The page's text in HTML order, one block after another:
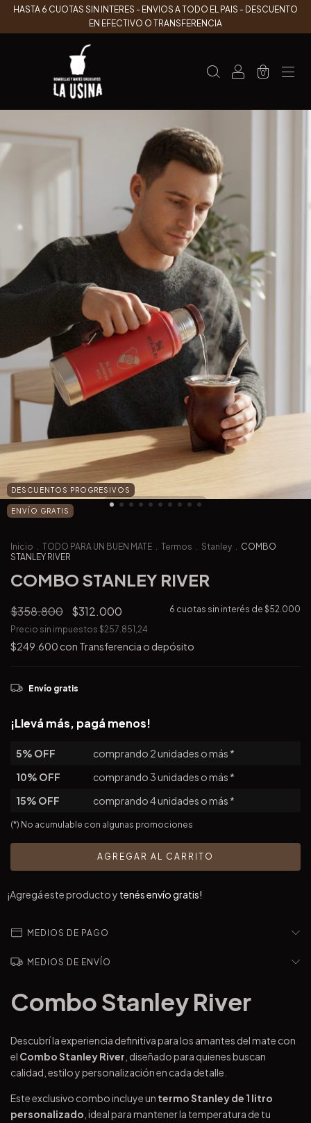
HASTA 6 CUOTAS SIN INTERES - ENVIOS A TODO EL PAIS - DESCUENTO
EN EFECTIVO O TRANSFERENCIA
0
DESCUENTOS PROGRESIVOS
ENVÍO GRATIS
Inicio . TODO PARA UN BUEN MATE . Termos . Stanley . COMBO
STANLEY RIVER
COMBO STANLEY RIVER
$358.800 $312.000 6 cuotas sin interés de $52.000
Precio sin impuestos $257.851,24
$249.600 con Transferencia o depósito
Envío gratis
¡Llevá más, pagá menos!
5% OFF
comprando 2 unidades o más *
10% OFF
comprando 3 unidades o más *
15% OFF
comprando 4 unidades o más *
(*) No acumulable con algunas promociones
¡Agregá este producto y tenés envío gratis!
MEDIOS DE PAGO
MEDIOS DE ENVÍO
Combo Stanley River
Descubrí la experiencia definitiva para los amantes del mate con
el Combo Stanley River , diseñado para quienes buscan
calidad, estilo y personalización en cada detalle.
Este exclusivo combo incluye un termo Stanley de 1 litro
personalizado , ideal para mantener la temperatura de tu